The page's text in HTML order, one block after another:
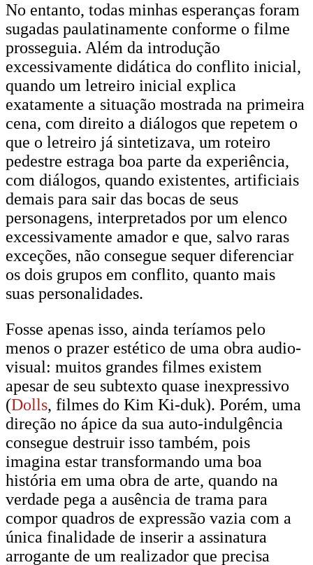
No entanto, todas minhas esperanças foram
sugadas paulatinamente conforme o filme
prosseguia. Além da introdução
excessivamente didática do conflito inicial,
quando um letreiro inicial explica
exatamente a situação mostrada na primeira
cena, com direito a diálogos que repetem o
que o letreiro já sintetizava, um roteiro
pedestre estraga boa parte da experiência,
com diálogos, quando existentes, artificiais
demais para sair das bocas de seus
personagens, interpretados por um elenco
excessivamente amador e que, salvo raras
exceções, não consegue sequer diferenciar
os dois grupos em conflito, quanto mais
suas personalidades.
Fosse apenas isso, ainda teríamos pelo
menos o prazer estético de uma obra audio-
visual: muitos grandes filmes existem
apesar de seu subtexto quase inexpressivo
(Dolls, filmes do Kim Ki-duk). Porém, uma
direção no ápice da sua auto-indulgência
consegue destruir isso também, pois
imagina estar transformando uma boa
história em uma obra de arte, quando na
verdade pega a ausência de trama para
compor quadros de expressão vazia com a
única finalidade de inserir a assinatura
arrogante de um realizador que precisa